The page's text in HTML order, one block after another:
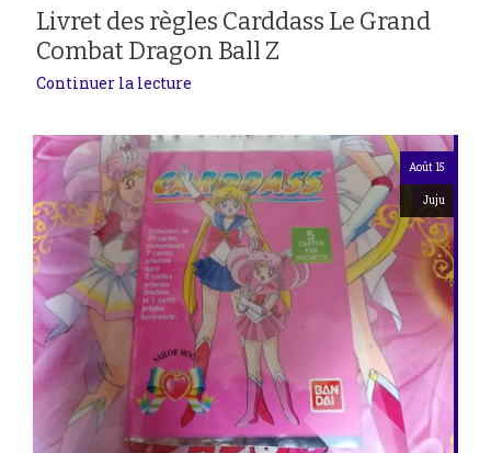
Livret des règles Carddass Le Grand
Combat Dragon Ball Z
Continuer la lecture
Août 15
Juju